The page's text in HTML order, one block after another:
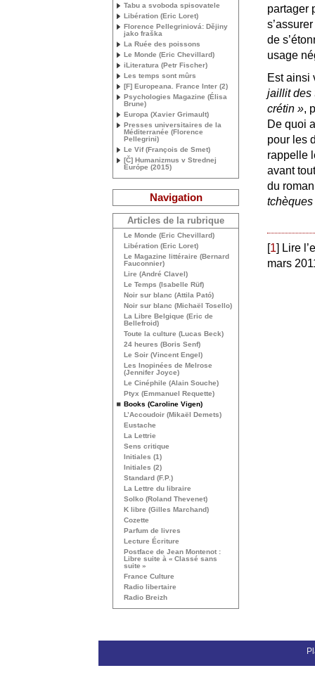
partager
de
usage
Est ainsi
jaillit des
crétin »,
De quoi
pour les
rappelle
avant
du
tchèques
[1] Lire
mars
Tabu a svoboda spisovatele
Libération (Eric Loret)
Florence Pellegriniová: Dějiny
jako fraška
La Ruée des poissons
Le Monde (Eric Chevillard)
iLiteratura (Petr Fischer)
Les temps sont mûrs
[F] Europeana. France Inter (2)
Psychologies Magazine (Élisa
Brune)
Europa (Xavier Grimault)
Presses universitaires de la
Méditerranée (Florence
Pellegrini)
Le Vif (François de Smet)
[Č] Humanizmus v Strednej
Európe (2015)
Navigation
Articles de la rubrique
Le Monde (Eric Chevillard)
Libération (Eric Loret)
Le Magazine littéraire (Bernard
Fauconnier)
Lire (André Clavel)
Le Temps (Isabelle Rüf)
Noir sur blanc (Attila Pató)
Noir sur blanc (Michaël Tosello)
La Libre Belgique (Eric de
Bellefroid)
Toute la culture (Lucas Beck)
24 heures (Boris Senf)
Le Soir (Vincent Engel)
Les Inopinées de Melrose
(Jennifer Joyce)
Le Cinéphile (Alain Souche)
Ptyx (Emmanuel Requette)
Books (Caroline Vigen)
L’Accoudoir (Mikaël Demets)
Eustache
La Lettrie
Sens critique
Initiales (1)
Initiales (2)
Standard (F.P.)
La Lettre du libraire
Solko (Roland Thevenet)
K libre (Gilles Marchand)
Cozette
Parfum de livres
Lecture Écriture
Postface de Jean Montenot :
Libre suite à « Classé sans
suite »
France Culture
Radio libertaire
Radio Breizh